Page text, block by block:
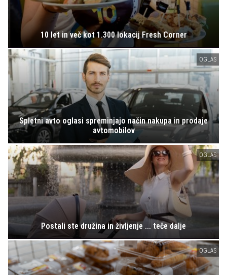
10 let in več kot 1.300 lokacij Fresh Corner
OGLAS
Spletni avto oglasi spreminjajo način nakupa in prodaje
avtomobilov
OGLAS
Postali ste družina in življenje ... teče dalje
OGLAS